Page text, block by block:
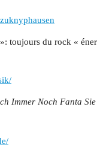
»: toujours du rock «
Immer Noch Fanta Sie